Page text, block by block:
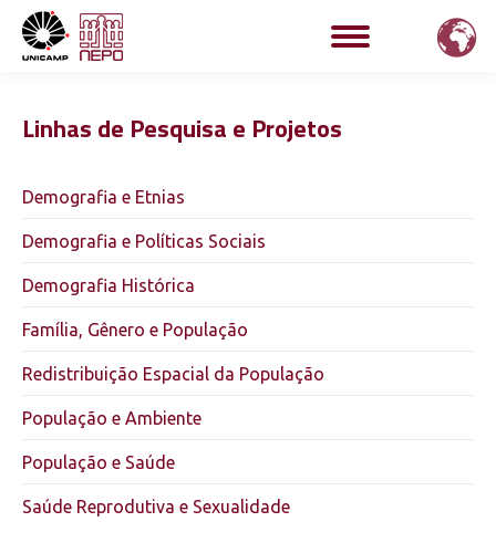
Linhas de Pesquisa e Projetos
Demografia e Etnias
Demografia e Políticas Sociais
Demografia Histórica
Família, Gênero e População
Redistribuição Espacial da População
População e Ambiente
População e Saúde
Saúde Reprodutiva e Sexualidade